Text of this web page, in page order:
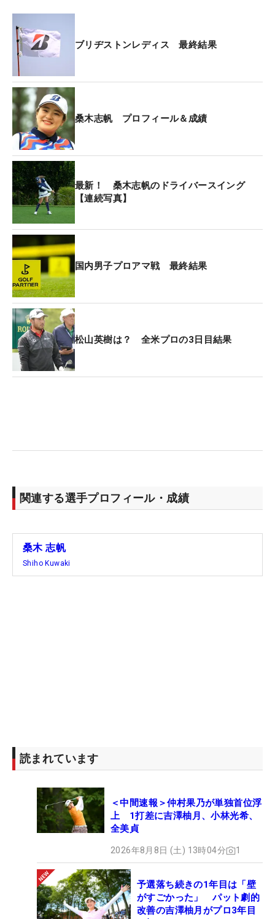
なのでライも良かった」とこれが不幸中の幸い。3
打目を2メートルにつけてバーディを奪った。
JLPGAの公式SNSに取り上げられたこともあり「い
ろんな方に『ラッキーだね』と声を掛けられまし
た」と苦笑いだった。
そんななかで迎えた最終日は特にラッキーはなく、
実力で5バーディ・2ボギーの好プレー。大会前には
宮里藍とのトークセッションで感情の起伏が激しい
ことを相談し、「イライラしたときはジャンプをす
るなどして、感情を行動に移すといい」とアドバイ
スを受けたが、「今週はスムーズに回れたので、怒
るような場面がほとんどありませんでした」。実際
にジャンプをしたのは初日の数回だけだった。
オフには知り合いのプロの紹介で複数のゴルフスタ
ジオに足を運び、計測機器を使って、自分のスイン
グを分析した。ドローの曲がり幅を抑えるというテ
ーマで役立ったのはトラックマン。「クラブパスが
極端にインサイドから入っていたので、ストレート
に近いパスを目指しました」。結果的に現在の球筋
はストレートに近いフェードにまで変化。「今まで
が、計測の際、体が浮いているというか重心が高い
という指摘を受けました。今はどっしりアドレスを
策は自分自身で考えている。
ブリヂストンレディス 最終結果
桑木志帆 プロフィール＆成績
最新！ 桑木志帆のドライバースイング
【連続写真】
国内男子プロアマ戦 最終結果
松山英樹は？ 全米プロの3日目結果
関連する選手プロフィール・成績
桑木 志帆
Shiho Kuwaki
読まれています
＜中間速報＞仲村果乃が単独首位浮
上 1打差に吉澤柚月、小林光希、
全美貞
2026年8月8日 (土) 13時04分 1
予選落ち続きの1年目は「壁
がすごかった」 パット劇的
改善の吉澤柚月がプロ3年目